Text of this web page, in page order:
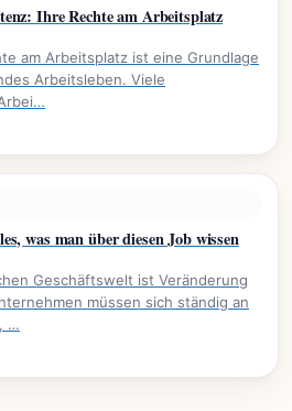
Ihre Rechte am Arbeitsplatz
am Arbeitsplatz ist eine Grundlage
Arbeitsleben. Viele
was man über diesen Job wissen
Geschäftswelt ist Veränderung
müssen sich ständig an
…